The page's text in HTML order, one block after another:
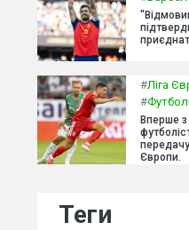
#Ліга
#
Вперше з
Європи.
Теги